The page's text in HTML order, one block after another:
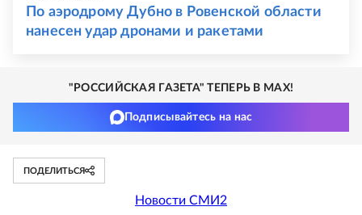
По аэродрому Дубно в Ровенской области
нанесен удар дронами и ракетами
"РОССИЙСКАЯ ГАЗЕТА" ТЕПЕРЬ В MAX!
Подписывайтесь на нас
ПОДЕЛИТЬСЯ
Новости СМИ2